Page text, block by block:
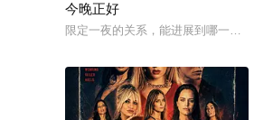
今晚正好
限定一夜的关系，能进展到哪一步？